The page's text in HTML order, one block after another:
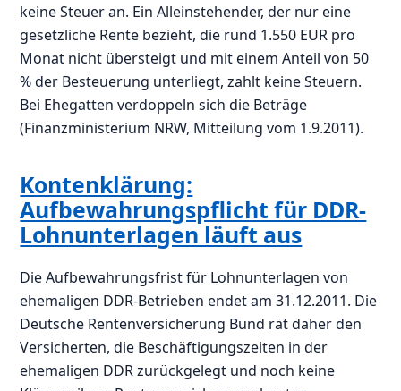
keine Steuer an. Ein Alleinstehender, der nur eine
gesetzliche Rente bezieht, die rund 1.550 EUR pro
Monat nicht übersteigt und mit einem Anteil von 50
% der Besteuerung unterliegt, zahlt keine Steuern.
Bei Ehegatten verdoppeln sich die Beträge
(Finanzministerium NRW, Mitteilung vom 1.9.2011).
Kontenklärung:
Aufbewahrungspflicht für DDR-
Lohnunterlagen läuft aus
Die Aufbewahrungsfrist für Lohnunterlagen von
ehemaligen DDR-Betrieben endet am 31.12.2011. Die
Deutsche Rentenversicherung Bund rät daher den
Versicherten, die Beschäftigungszeiten in der
ehemaligen DDR zurückgelegt und noch keine